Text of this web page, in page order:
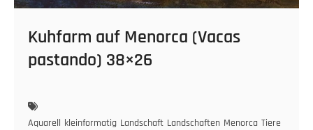
Kuhfarm auf Menorca (Vacas
pastando) 38×26
Aquarell kleinformatig Landschaft Landschaften Menorca Tiere